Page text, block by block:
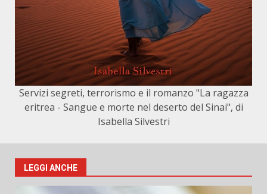
Servizi segreti, terrorismo e il romanzo "La ragazza
eritrea - Sangue e morte nel deserto del Sinai", di
Isabella Silvestri
LEGGI ANCHE